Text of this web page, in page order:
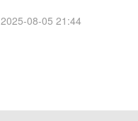
2025-08-05 21:44